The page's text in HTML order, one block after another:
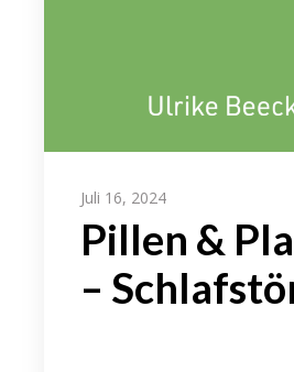
Juli 16, 2024
Pillen &
–